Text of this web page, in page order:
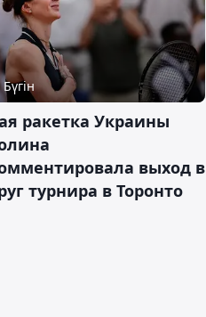
ракетка Украины
выход в
турнира в Торонто